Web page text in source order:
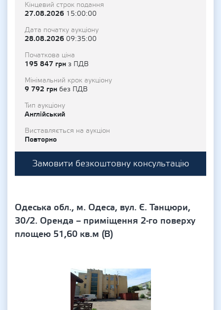
Кінцевий строк подання
27.08.2026 15:00:00
Дата початку аукціону
28.08.2026 09:35:00
Початкова ціна
195 847 грн з ПДВ
Мінімальний крок аукціону
9 792 грн без ПДВ
Тип аукціону
Англійський
Виставляється на аукціон
Повторно
Замовити безкоштовну консультацію
Одеська обл., м. Одеса, вул. Є. Танцюри,
30/2. Оренда – приміщення 2-го поверху
площею 51,60 кв.м (В)